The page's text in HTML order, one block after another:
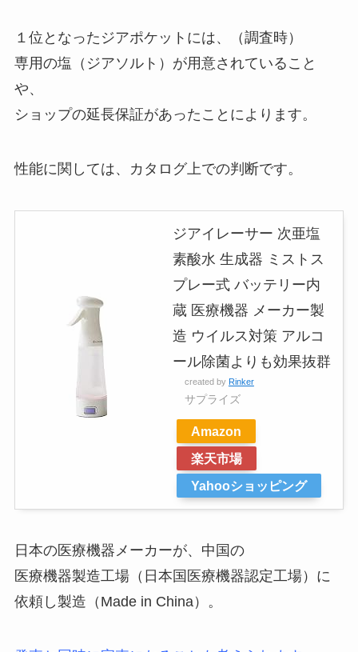
１位となったジアポケットには、（調査時）
専用の塩（ジアソルト）が用意されていること
や、
ショップの延長保証があったことによります。
性能に関しては、カタログ上での判断です。
ジアイレーサー 次亜塩
素酸水 生成器 ミストス
プレー式 バッテリー内
蔵 医療機器 メーカー製
造 ウイルス対策 アルコ
ール除菌よりも効果抜群
created by Rinker
サプライズ
Amazon
楽天市場
Yahooショッピング
日本の医療機器メーカーが、中国の
医療機器製造工場（日本国医療機器認定工場）に
依頼し製造（Made in China）。